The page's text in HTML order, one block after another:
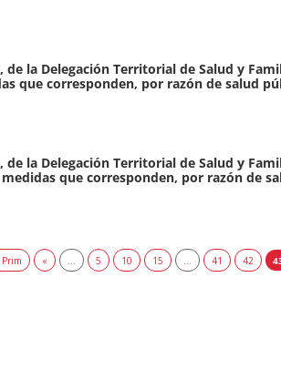
de la Delegación Territorial de Salud y
que corresponden, por razón de salud
de la Delegación Territorial de Salud y
que corresponden, por razón de
Prim « 5 10 15 41 42